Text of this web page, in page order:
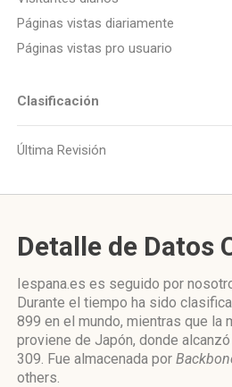
Páginas vistas diariamente
Páginas vistas pro usuario
Clasificación
Última Revisión
Detalle de Datos
Iespana.es es seguido por
Durante el tiempo ha sido
899 en el mundo, mientras que la
proviene de Japón, donde
309. Fue almacenada por
others.